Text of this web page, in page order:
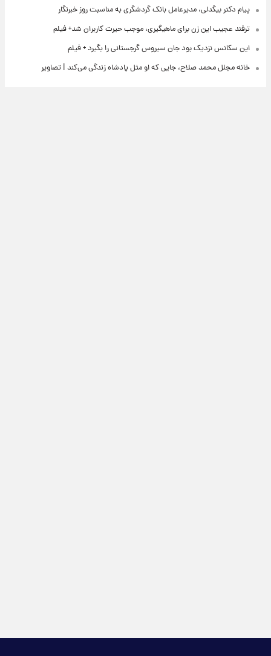
پیام دکتر بیگدلی، مدیرعامل بانک گردشگری به مناسبت روز خبرنگار
ترفند عجیب این زن برای ماهیگیری، موجب حیرت کاربران شد+ فیلم
این سکانس نزدیک بود جان سیروس گرجستانی را بگیرد + فیلم
خانه مجلل محمد صلاح، جایی که او مثل پادشاه زندگی می‌کند | تصاویر